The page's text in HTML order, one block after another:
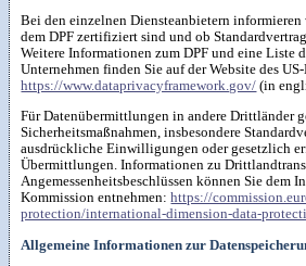
Bei den einzelnen Diensteanbietern informieren
dem DPF zertifiziert sind und ob
Weitere Informationen zum DPF und eine Liste
Unternehmen finden Sie auf der Website des
https://www.dataprivacyframework.gov/ (in
Für Datenübermittlungen in andere Drittländer
Sicherheitsmaßnahmen, insbesondere
ausdrückliche Einwilligungen oder gesetzlich
Übermittlungen. Informationen zu
Angemessenheitsbeschlüssen können Sie dem
Kommission entnehmen:https://
protection/international-dimension-data-
Allgemeine Informationen zur